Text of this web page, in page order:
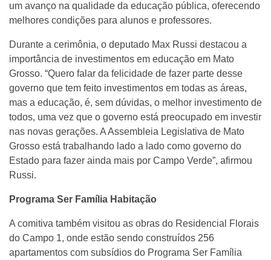
um avanço na qualidade da educação pública, oferecendo
melhores condições para alunos e professores.
Durante a cerimônia, o deputado Max Russi destacou a
importância de investimentos em educação em Mato
Grosso. “Quero falar da felicidade de fazer parte desse
governo que tem feito investimentos em todas as áreas,
mas a educação, é, sem dúvidas, o melhor investimento de
todos, uma vez que o governo está preocupado em investir
nas novas gerações. A Assembleia Legislativa de Mato
Grosso está trabalhando lado a lado como governo do
Estado para fazer ainda mais por Campo Verde”, afirmou
Russi.
Programa Ser Família Habitação
A comitiva também visitou as obras do Residencial Florais
do Campo 1, onde estão sendo construídos 256
apartamentos com subsídios do Programa Ser Família